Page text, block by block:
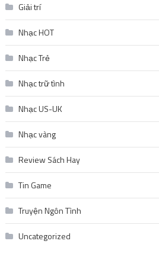
Giải trí
Nhạc HOT
Nhạc Trẻ
Nhạc trữ tình
Nhạc US-UK
Nhạc vàng
Review Sách Hay
Tin Game
Truyện Ngôn Tình
Uncategorized